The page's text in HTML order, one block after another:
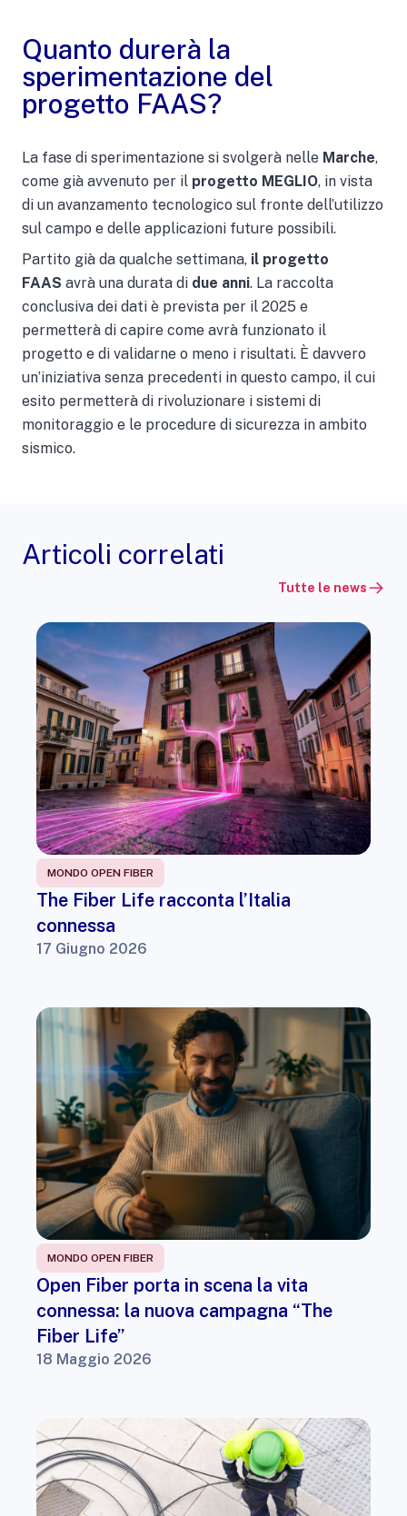
Quanto durerà la
sperimentazione del
progetto FAAS?
La fase di sperimentazione si svolgerà nelle Marche,
come già avvenuto per il progetto MEGLIO, in vista
di un avanzamento tecnologico sul fronte dell’utilizzo
sul campo e delle applicazioni future possibili.
Partito già da qualche settimana, il progetto
FAAS avrà una durata di due anni. La raccolta
conclusiva dei dati è prevista per il 2025 e
permetterà di capire come avrà funzionato il
progetto e di validarne o meno i risultati. È davvero
un’iniziativa senza precedenti in questo campo, il cui
esito permetterà di rivoluzionare i sistemi di
monitoraggio e le procedure di sicurezza in ambito
sismico.
Articoli correlati
Tutte le news
MONDO OPEN FIBER
The Fiber Life racconta l’Italia
connessa
17 Giugno 2026
MONDO OPEN FIBER
Open Fiber porta in scena la vita
connessa: la nuova campagna “The
Fiber Life”
18 Maggio 2026